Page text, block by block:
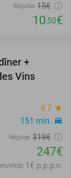
Régulier 15€
10,50€
+
Vins
9.7 star
151 min. directions_car
Régulier 318€
247€
1€ p.p.p.n.